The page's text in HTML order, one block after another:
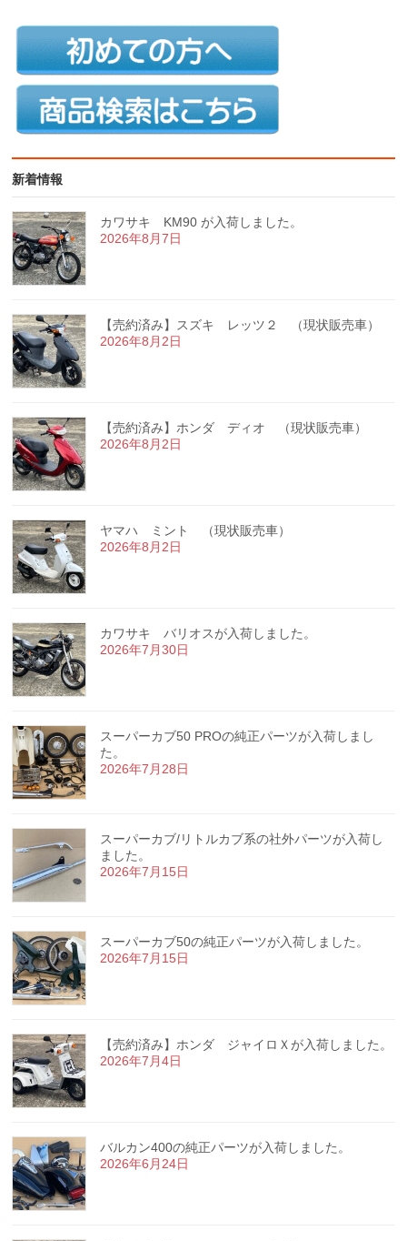
新着情報
カワサキ KM90 が入荷しました。
2026年8月7日
【売約済み】スズキ レッツ２ （現状販売車）
2026年8月2日
【売約済み】ホンダ ディオ （現状販売車）
2026年8月2日
ヤマハ ミント （現状販売車）
2026年8月2日
カワサキ バリオスが入荷しました。
2026年7月30日
スーパーカブ50 PROの純正パーツが入荷しまし
た。
2026年7月28日
スーパーカブ/リトルカブ系の社外パーツが入荷し
ました。
2026年7月15日
スーパーカブ50の純正パーツが入荷しました。
2026年7月15日
【売約済み】ホンダ ジャイロＸが入荷しました。
2026年7月4日
バルカン400の純正パーツが入荷しました。
2026年6月24日